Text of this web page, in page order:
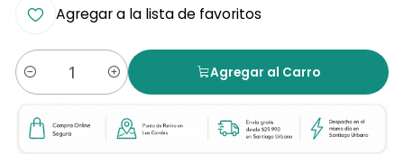
Agregar a la lista de favoritos
Cantidad
Agregar al Carro